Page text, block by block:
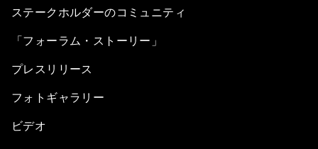
ステークホルダーのコミュニティ
「フォーラム・ストーリー」
プレスリリース
フォトギャラリー
ビデオ